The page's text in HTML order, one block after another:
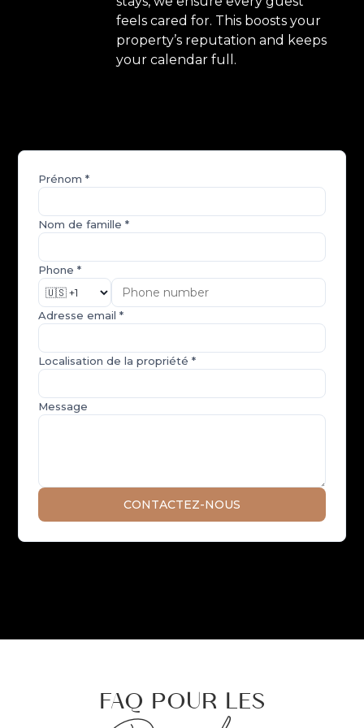
feels cared for. This boosts your
property’s reputation and keeps
your calendar full.
FAQ POUR LES